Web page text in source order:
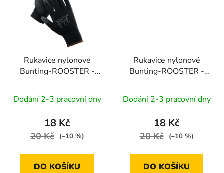
Rukavice nylonové
Bunting-ROOSTER -
Dodání 2-3 pracovní dny
18 Kč
20 Kč (–10 %)
DO KOŠÍKU
Rukavice nylonové
Bunting-ROOSTER -
Dodání 2-3 pracovní dny
18 Kč
20 Kč (–10 %)
DO KOŠÍKU